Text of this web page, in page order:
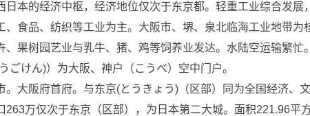
日本的经济中枢，经济地位仅次于东京都。轻重工业综合发展
、食品、纺织等工业为主。大阪市、堺、泉北临海工业地带为
、果树园艺业与乳牛、猪、鸡等饲养业发达。水陆空运输繁忙
ごけん)）为大阪、神户（こうべ）空中门户。
阪府首府。与东京(とうきょう)（区部）同为全国经济、
263万仅次于东京（区部），为日本第二大城。面积221.96平